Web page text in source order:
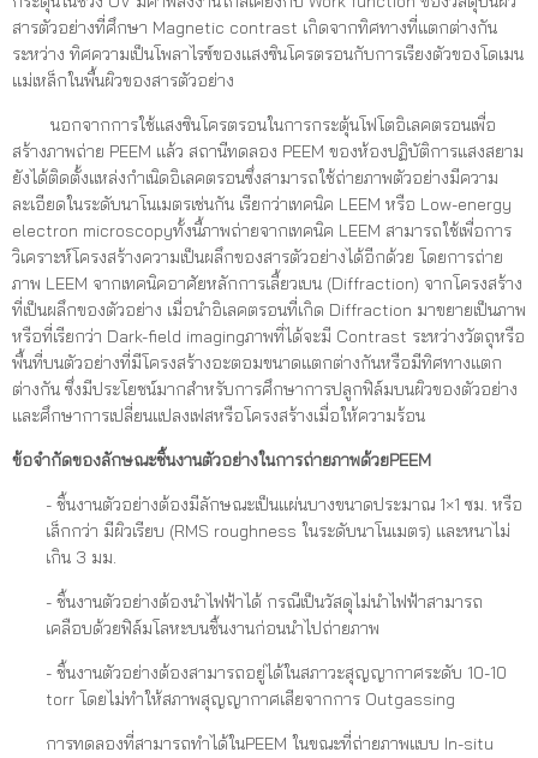
สารตัวอย่างที่ศึกษา Magnetic contrast เกิดจากทิศทางที่แตกต่างกัน
ระหว่าง ทิศความเป็นโพลาไรซ์ของแสงซินโครตรอนกับการเรียงตัวของโดเมน
แม่เหล็กในพื้นผิวของสารตัวอย่าง
นอกจากการใช้แสงซินโครตรอนในการกระตุ้นโฟโตอิเลคตรอนเพื่อ
สร้างภาพถ่าย PEEM แล้ว สถานีทดลอง PEEM ของห้องปฏิบัติการแสงสยาม
ยังได้ติดตั้งแหล่งกำเนิดอิเลคตรอนซึ่งสามารถใช้ถ่ายภาพตัวอย่างมีความ
ละเอียดในระดับนาโนเมตรเช่นกัน เรียกว่าเทคนิค LEEM หรือ Low-energy
electron microscopyทั้งนี้ภาพถ่ายจากเทคนิค LEEM สามารถใช้เพื่อการ
วิเคราะห์โครงสร้างความเป็นผลึกของสารตัวอย่างได้อีกด้วย โดยการถ่าย
ภาพ LEEM จากเทคนิคอาศัยหลักการเลี้ยวเบน (Diffraction) จากโครงสร้าง
ที่เป็นผลึกของตัวอย่าง เมื่อนำอิเลคตรอนที่เกิด Diffraction มาขยายเป็นภาพ
หรือที่เรียกว่า Dark-field imagingภาพที่ได้จะมี Contrast ระหว่างวัตถุหรือ
พื้นที่บนตัวอย่างที่มีโครงสร้างอะตอมขนาดแตกต่างกันหรือมีทิศทางแตก
ต่างกัน ซึ่งมีประโยชน์มากสำหรับการศึกษาการปลูกฟิล์มบนผิวของตัวอย่าง
และศึกษาการเปลี่ยนแปลงเฟสหรือโครงสร้างเมื่อให้ความร้อน
ข้อจำกัดของลักษณะชิ้นงานตัวอย่างในการถ่ายภาพด้วยPEEM
- ชิ้นงานตัวอย่างต้องมีลักษณะเป็นแผ่นบางขนาดประมาณ 1×1 ซม. หรือ
เล็กกว่า มีผิวเรียบ (RMS roughness ในระดับนาโนเมตร) และหนาไม่
เกิน 3 มม.
- ชิ้นงานตัวอย่างต้องนำไฟฟ้าได้ กรณีเป็นวัสดุไม่นำไฟฟ้าสามารถ
เคลือบด้วยฟิล์มโลหะบนชิ้นงานก่อนนำไปถ่ายภาพ
- ชิ้นงานตัวอย่างต้องสามารถอยู่ได้ในสภาวะสุญญากาศระดับ 10-10
torr โดยไม่ทำให้สภาพสุญญากาศเสียจากการ Outgassing
การทดลองที่สามารถทำได้ในPEEM ในขณะที่ถ่ายภาพแบบ In-situ